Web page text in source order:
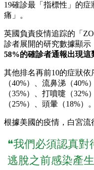
19確診最「指標性」的
痛」。
英國負責疫情追踪的「
診者展開的研究數據顯示
58%的確診者通報出現這
其他排名再前10的症狀依
（40%）、流鼻涕（
（35%）、打噴嚏（
（25%）、頭暈（18%）。
根據美國的疫情，白宮流
❝我們必須認真對
逃脫之前感染產